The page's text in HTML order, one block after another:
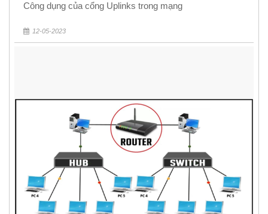
Công dụng của cổng Uplinks trong mạng
12-05-2023